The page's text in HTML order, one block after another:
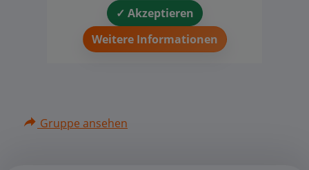
✓ Akzeptieren
Weitere Informationen
Gruppe ansehen